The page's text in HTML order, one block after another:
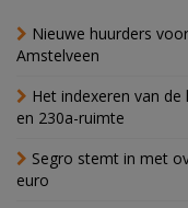
Nieuwe huurders
Amstelveen
Het indexeren van
en 230a-ruimte
Segro stemt in met
euro